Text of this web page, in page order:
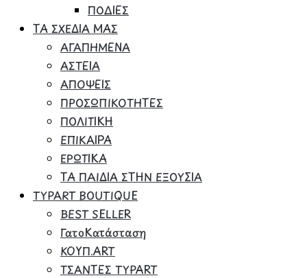
ΠΟΔΙΕΣ
ΤΑ ΣΧΕΔΙΑ ΜΑΣ
ΑΓΑΠΗΜΕΝΑ
ΑΣΤΕΙΑ
ΑΠΟΨΕΙΣ
ΠΡΟΣΩΠΙΚΟΤΗΤΕΣ
ΠΟΛΙΤΙΚΗ
ΕΠΙΚΑΙΡΑ
ΕΡΩΤΙΚΑ
ΤΑ ΠΑΙΔΙΑ ΣΤΗΝ ΕΞΟΥΣΙΑ
TYPART BOUTIQUE
BEST SELLER
ΓατοΚατάσταση
ΚΟΥΠ.ART
ΤΣΑΝΤΕΣ TYPART